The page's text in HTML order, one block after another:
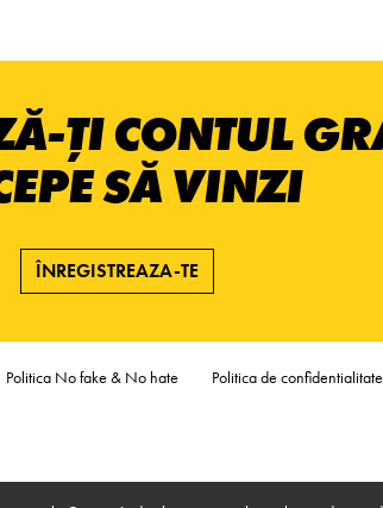
ȚI CONTUL
SĂ VINZI
ÎNREGISTREAZA-TE
Politica No fake & No hate Politica de confidentialitate